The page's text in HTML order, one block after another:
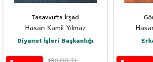
Tasavvufta İrşad
Hasan Kamil Yılmaz
Diyanet İşleri Başkanlığı